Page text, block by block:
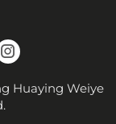
Huaying Weiye